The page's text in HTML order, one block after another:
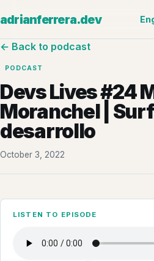
adrianferrera.dev
← Back to podcast
PODCAST
Devs Lives #24
Moranchel |
desarrollo
October 3, 2022
LISTEN TO EPISODE